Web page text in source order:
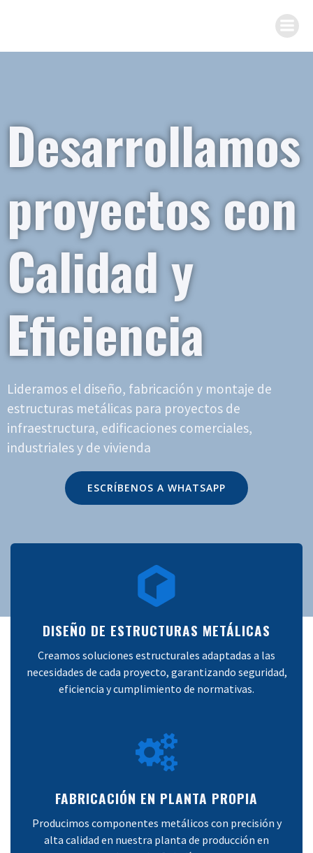
Desarrollamos
proyectos con
Calidad y
Eficiencia
Lideramos el diseño, fabricación y montaje de
estructuras metálicas para proyectos de
infraestructura, edificaciones comerciales,
industriales y de vivienda
ESCRÍBENOS A WHATSAPP
DISEÑO DE ESTRUCTURAS METÁLICAS
Creamos soluciones estructurales adaptadas a las
necesidades de cada proyecto, garantizando seguridad,
eficiencia y cumplimiento de normativas.
FABRICACIÓN EN PLANTA PROPIA
Producimos componentes metálicos con precisión y
alta calidad en nuestra planta de producción en